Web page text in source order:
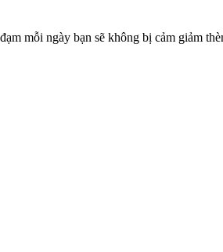
mỗi ngày bạn sẽ không bị cảm giảm